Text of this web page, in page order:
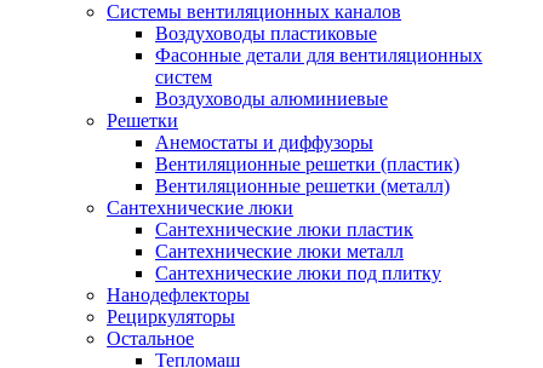
Системы вентиляционных каналов
Воздуховоды пластиковые
Фасонные детали для вентиляционных
систем
Воздуховоды алюминиевые
Решетки
Анемостаты и диффузоры
Вентиляционные решетки (пластик)
Вентиляционные решетки (металл)
Сантехнические люки
Сантехнические люки пластик
Сантехнические люки металл
Сантехнические люки под плитку
Нанодефлекторы
Рециркуляторы
Остальное
Тепломаш